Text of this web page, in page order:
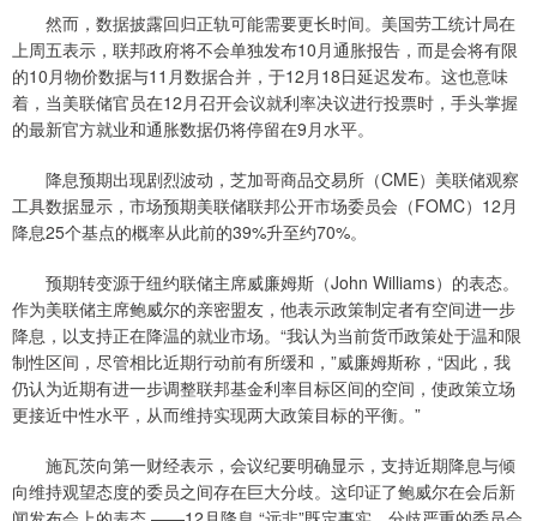
然而，数据披露回归正轨可能需要更长时间。美国劳工统计局在
上周五表示，联邦政府将不会单独发布10月通胀报告，而是会将有限
的10月物价数据与11月数据合并，于12月18日延迟发布。这也意味
着，当美联储官员在12月召开会议就利率决议进行投票时，手头掌握
的最新官方就业和通胀数据仍将停留在9月水平。
降息预期出现剧烈波动，芝加哥商品交易所（CME）美联储观察
工具数据显示，市场预期美联储联邦公开市场委员会（FOMC）12月
降息25个基点的概率从此前的39%升至约70%。
预期转变源于纽约联储主席威廉姆斯（John Williams）的表态。
作为美联储主席鲍威尔的亲密盟友，他表示政策制定者有空间进一步
降息，以支持正在降温的就业市场。“我认为当前货币政策处于温和限
制性区间，尽管相比近期行动前有所缓和，”威廉姆斯称，“因此，我
仍认为近期有进一步调整联邦基金利率目标区间的空间，使政策立场
更接近中性水平，从而维持实现两大政策目标的平衡。”
施瓦茨向第一财经表示，会议纪要明确显示，支持近期降息与倾
向维持观望态度的委员之间存在巨大分歧。这印证了鲍威尔在会后新